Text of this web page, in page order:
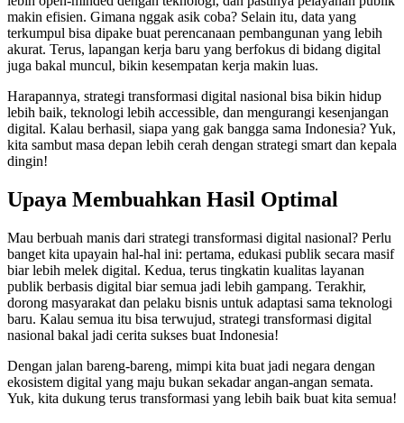
makin efisien. Gimana nggak asik coba? Selain itu, data yang
terkumpul bisa dipake buat perencanaan pembangunan yang lebih
akurat. Terus, lapangan kerja baru yang berfokus di bidang digital
juga bakal muncul, bikin kesempatan kerja makin luas.
Harapannya, strategi transformasi digital nasional bisa bikin hidup
lebih baik, teknologi lebih accessible, dan mengurangi kesenjangan
digital. Kalau berhasil, siapa yang gak bangga sama Indonesia? Yuk,
kita sambut masa depan lebih cerah dengan strategi smart dan kepala
dingin!
Upaya Membuahkan Hasil Optimal
Mau berbuah manis dari strategi transformasi digital nasional? Perlu
banget kita upayain hal-hal ini: pertama, edukasi publik secara masif
biar lebih melek digital. Kedua, terus tingkatin kualitas layanan
publik berbasis digital biar semua jadi lebih gampang. Terakhir,
dorong masyarakat dan pelaku bisnis untuk adaptasi sama teknologi
baru. Kalau semua itu bisa terwujud, strategi transformasi digital
nasional bakal jadi cerita sukses buat Indonesia!
Dengan jalan bareng-bareng, mimpi kita buat jadi negara dengan
ekosistem digital yang maju bukan sekadar angan-angan semata.
Yuk, kita dukung terus transformasi yang lebih baik buat kita semua!